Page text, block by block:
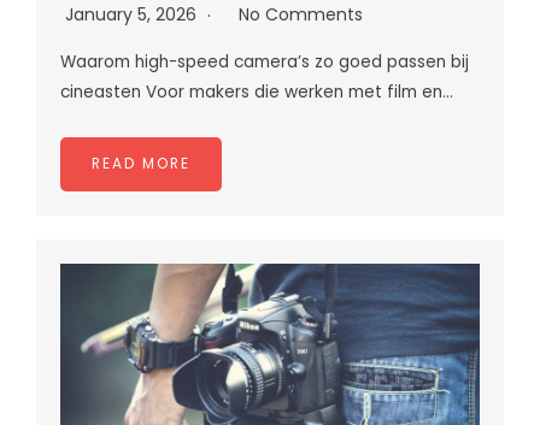
January 5, 2026 No Comments
Waarom high-speed camera’s zo goed passen bij
cineasten Voor makers die werken met film en…
READ MORE